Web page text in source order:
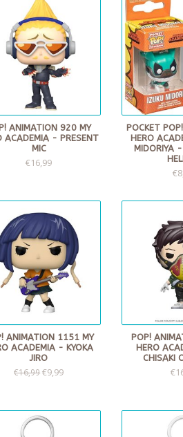
ANIMATION 920 MY
ACADEMIA - PRESENT
MIC
€16,99
POCKET
HERO
MIDORIYA
ANIMATION 1151 MY
ACADEMIA - KYOKA
JIRO
€16,99€9,99
POP!
HERO
CHISAKI